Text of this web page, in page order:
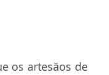
os artesãos de